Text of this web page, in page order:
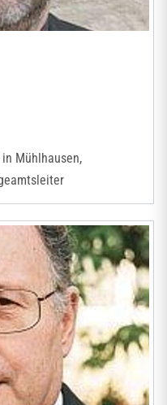
Mühlhausen,